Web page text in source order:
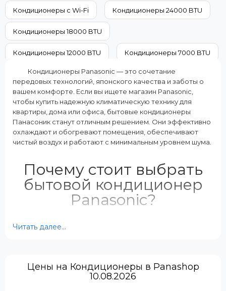
A+
Дополнительные характеристики:
2 внутренних блока
Режимы работы:
Охлаждение Обогрев
15000
Класс энергопотребления
Белый
Кондиционеры с Wi-Fi Кондиционеры 24000 BTU
Кондиционеры 18000 BTU
Кондиционеры 12000 BTU Кондиционеры 7000 BTU
Кондиционеры на 60 м² Кондиционеры на 50 м²
Кондиционеры на 40 м² Кондиционеры на 35 м²
Кондиционеры на 20 м²
Кондиционеры Panasonic — это сочетание
передовых технологий, японского качества и заботы о
вашем комфорте. Если вы ищете магазин Panasonic,
чтобы купить надежную климатическую технику для
квартиры, дома или офиса, бытовые кондиционеры
Панасоник станут отличным решением. Они эффективно
охлаждают и обогревают помещения, обеспечивают
чистый воздух и работают с минимальным уровнем шума.
Почему стоит выбрать
бытовой кондиционер
Panasonic?
Читать далее...
Цены на Кондиционеры в Panashop
10.08.2026